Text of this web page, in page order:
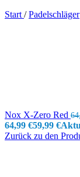
Start / Padelschläger
Nox X-Zero Red
64,99 €59,99 €
Zurück zu den